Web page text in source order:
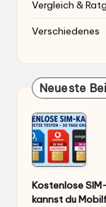
Vergleich &
Verschiedenes
Neueste
Kostenlose
kannst du